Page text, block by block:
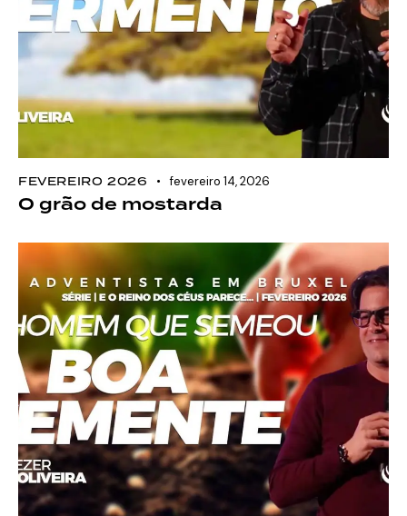
FEVEREIRO 2026 fevereiro 14, 2026
O grão de mostarda